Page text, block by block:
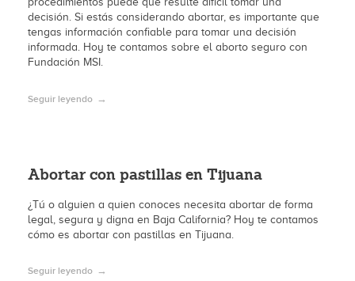
decisión. Si estás considerando abortar, es importante que
tengas información confiable para tomar una decisión
informada. Hoy te contamos sobre el aborto seguro con
Fundación MSI.
Seguir leyendo
Abortar con pastillas en Tijuana
¿Tú o alguien a quien conoces necesita abortar de forma
legal, segura y digna en Baja California? Hoy te contamos
cómo es abortar con pastillas en Tijuana.
Seguir leyendo